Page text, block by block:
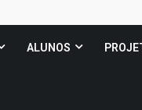
ALUNOS